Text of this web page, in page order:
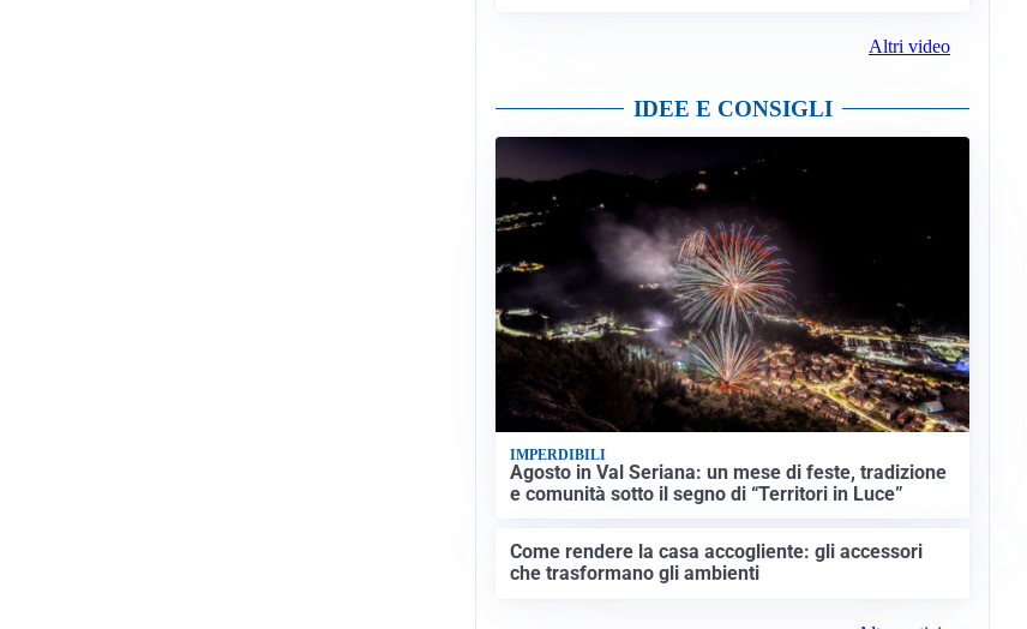
Altri video
IDEE E CONSIGLI
IMPERDIBILI
Agosto in Val Seriana: un mese di feste, tradizione
e comunità sotto il segno di “Territori in Luce”
Come rendere la casa accogliente: gli accessori
che trasformano gli ambienti